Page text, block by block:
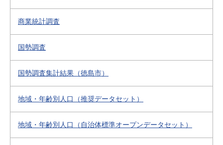
商業統計調査
国勢調査
国勢調査集計結果（徳島市）
地域・年齢別人口（推奨データセット）
地域・年齢別人口（自治体標準オープンデータセット）